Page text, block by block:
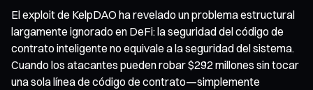
El exploit de KelpDAO ha revelado un problema estructural
largamente ignorado en DeFi: la seguridad del código de
contrato inteligente no equivale a la seguridad del sistema.
Cuando los atacantes pueden robar $292 millones sin tocar
una sola línea de código de contrato—simplemente